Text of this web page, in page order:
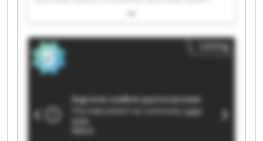
LüneHanse Vertriebs GmbH LüneHanse
LüneHanse Vertriebs GmbH LüneHanse
Vertriebs GmbH LüneHanse Vertriebs GmbH
LüneHanse Vertriebs GmbH LüneHanse
Vertriebs GmbH LüneHanse Vertriebs GmbH
Vertriebs GmbH LüneHanse Vertriebs GmbH
LüneHanse Vertriebs GmbH LüneHanse
Vertriebs GmbH LüneHanse Vertriebs GmbH
LüneHanse Vertriebs GmbH LüneHanse
Listing